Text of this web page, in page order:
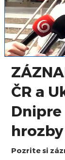
ČR a
Pozrite si